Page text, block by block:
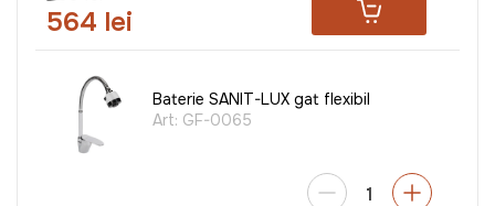
564 lei
Baterie SANIT-LUX gat flexibil
Art: GF-0065